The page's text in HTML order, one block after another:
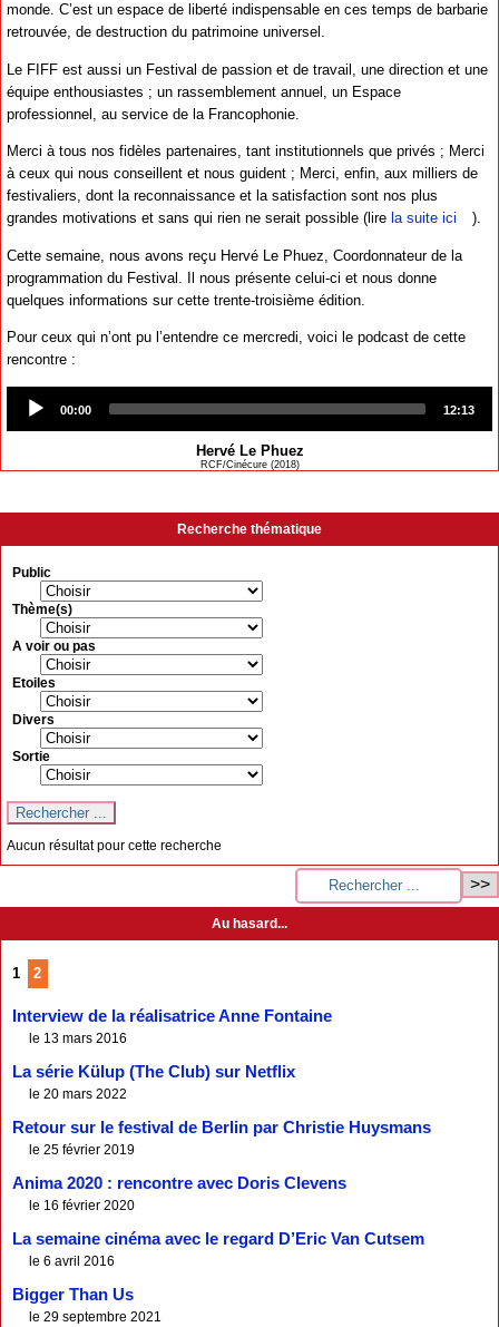
monde. C’est un espace de liberté indispensable en ces temps de barbarie
retrouvée, de destruction du patrimoine universel.
Le FIFF est aussi un Festival de passion et de travail, une direction et une
équipe enthousiastes ; un rassemblement annuel, un Espace
professionnel, au service de la Francophonie.
Merci à tous nos fidèles partenaires, tant institutionnels que privés ; Merci
à ceux qui nous conseillent et nous guident ; Merci, enfin, aux milliers de
festivaliers, dont la reconnaissance et la satisfaction sont nos plus
grandes motivations et sans qui rien ne serait possible (lire la suite ici ).
Cette semaine, nous avons reçu Hervé Le Phuez, Coordonnateur de la
programmation du Festival. Il nous présente celui-ci et nous donne
quelques informations sur cette trente-troisième édition.
Pour ceux qui n’ont pu l’entendre ce mercredi, voici le podcast de cette
rencontre :
00:00 12:13
Hervé Le Phuez
RCF/Cinécure (2018)
Recherche thématique
Public
Thème(s)
A voir ou pas
Etoiles
Divers
Sortie
Aucun résultat pour cette recherche
Au hasard...
1 2
Interview de la réalisatrice Anne Fontaine
le 13 mars 2016
La série Külup (The Club) sur Netflix
le 20 mars 2022
Retour sur le festival de Berlin par Christie Huysmans
le 25 février 2019
Anima 2020 : rencontre avec Doris Clevens
le 16 février 2020
La semaine cinéma avec le regard D’Eric Van Cutsem
le 6 avril 2016
Bigger Than Us
le 29 septembre 2021